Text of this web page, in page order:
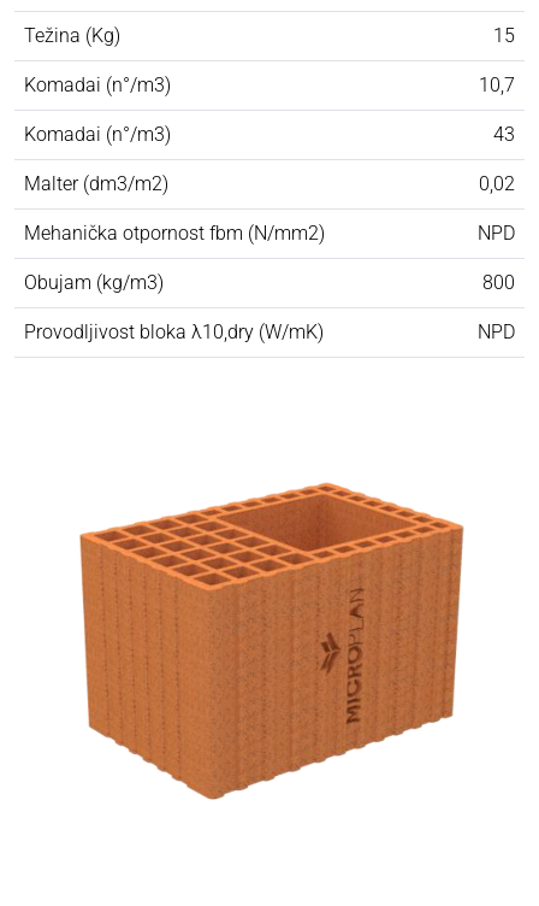
Težina (Kg) 15
Komadai (n°/m3) 10,7
Komadai (n°/m3) 43
Malter (dm3/m2) 0,02
Mehanička otpornost fbm (N/mm2) NPD
Obujam (kg/m3) 800
Provodljivost bloka λ10,dry (W/mK) NPD